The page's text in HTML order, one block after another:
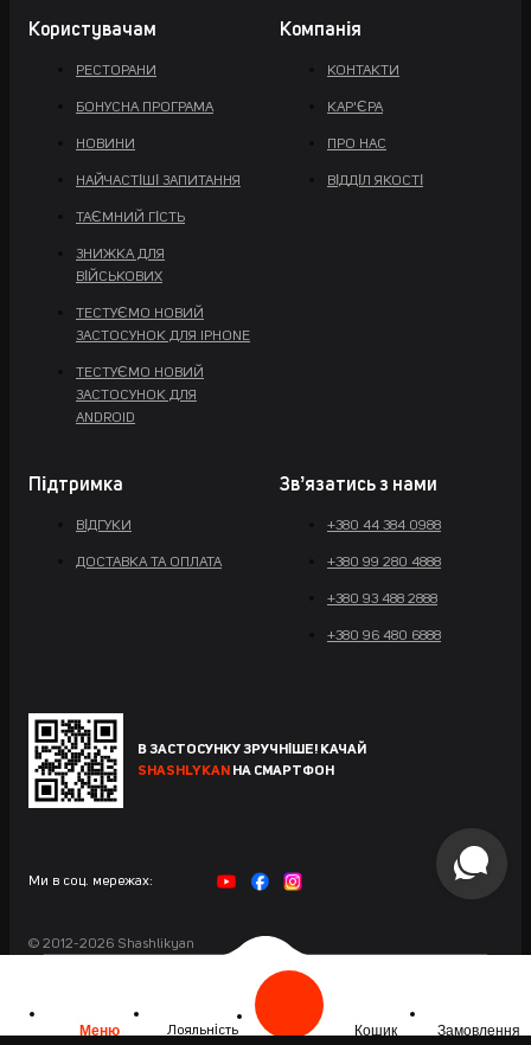
Користувачам
РЕСТОРАНИ
БОНУСНА ПРОГРАМА
НОВИНИ
НАЙЧАСТІШІ ЗАПИТАННЯ
ТАЄМНИЙ ГІСТЬ
ЗНИЖКА ДЛЯ
ВІЙСЬКОВИХ
ТЕСТУЄМО НОВИЙ
ЗАСТОСУНОК ДЛЯ IPHONE
ТЕСТУЄМО НОВИЙ
ЗАСТОСУНОК ДЛЯ
ANDROID
Компанія
КОНТАКТИ
КАР'ЄРА
ПРО НАС
ВІДДІЛ ЯКОСТІ
Підтримка
ВІДГУКИ
ДОСТАВКА ТА ОПЛАТА
Звʼязатись з нами
+380 44 384 0988
+380 99 280 4888
+380 93 488 2888
+380 96 480 6888
В ЗАСТОСУНКУ ЗРУЧНІШЕ! КАЧАЙ
SHASHLYKAN НА СМАРТФОН
© 2012-2026 Shashlikyan
Ми в соц. мережах:
Меню Лояльність Кошик Замовлення